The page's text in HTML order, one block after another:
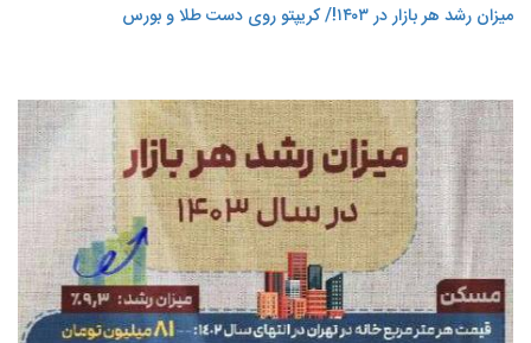
میزان رشد هر بازار در ۱۴۰۳!/ کریپتو روی دست طلا و بورس